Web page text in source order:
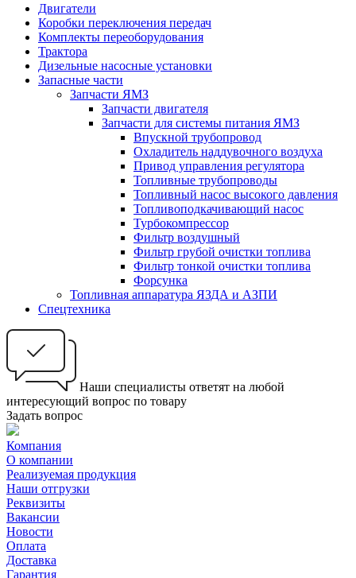
Двигатели
Коробки переключения передач
Комплекты переоборудования
Трактора
Дизельные насосные установки
Запасные части
Запчасти ЯМЗ
Запчасти двигателя
Запчасти для системы питания ЯМЗ
Впускной трубопровод
Охладитель наддувочного воздуха
Привод управления регулятора
Топливные трубопроводы
Топливный насос высокого давления
Топливоподкачивающий насос
Турбокомпрессор
Фильтр воздушный
Фильтр грубой очистки топлива
Фильтр тонкой очистки топлива
Форсунка
Топливная аппаратура ЯЗДА и АЗПИ
Спецтехника
Наши специалисты ответят на любой
интересующий вопрос по товару
Задать вопрос
Компания
О компании
Реализуемая продукция
Наши отгрузки
Реквизиты
Вакансии
Новости
Оплата
Доставка
Гарантия